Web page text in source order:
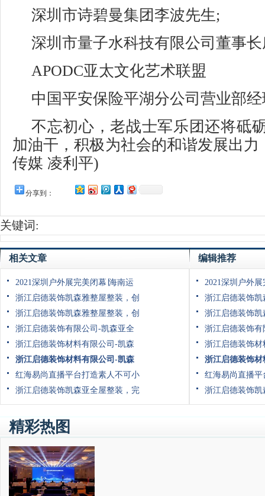
深圳市诗碧曼集团李波先生;
深圳市量子水科技有限公司董事
APODC亚太文化艺术联盟
中国平安保险平湖分公司营业部
不忘初心，老战士军乐团还将砥
加油干，积极为社会的和谐发展出
传媒 凌利平)
分享到：
关键词:
相关文章
2021深圳户外展完美闭幕∣海南运
浙江启德装饰凯森雅整屋整装，创
浙江启德装饰凯森雅整屋整装，创
浙江启德装饰有限公司-凯森亚全
浙江启德装饰材料有限公司-凯森
浙江启德装饰材料有限公司-凯森
红海易尚直播平台打造素人不可小
浙江启德装饰凯森亚全屋整装，完
编辑推荐
2021深圳户外
浙江启德装饰
浙江启德装饰
浙江启德装饰
浙江启德装饰
浙江启德装饰
红海易尚直播
浙江启德装饰
精彩热图